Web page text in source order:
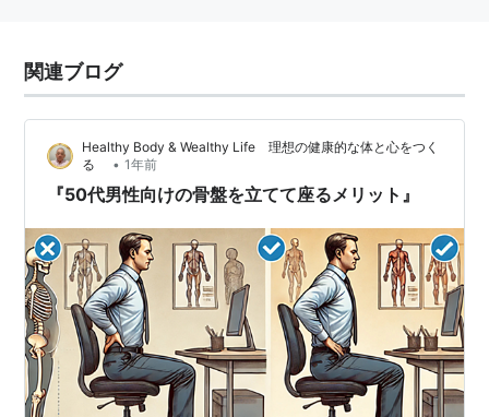
関連ブログ
Healthy Body & Wealthy Life 理想の健康的な体と心をつく
る
• 1年前
『50代男性向けの骨盤を立てて座るメリット』